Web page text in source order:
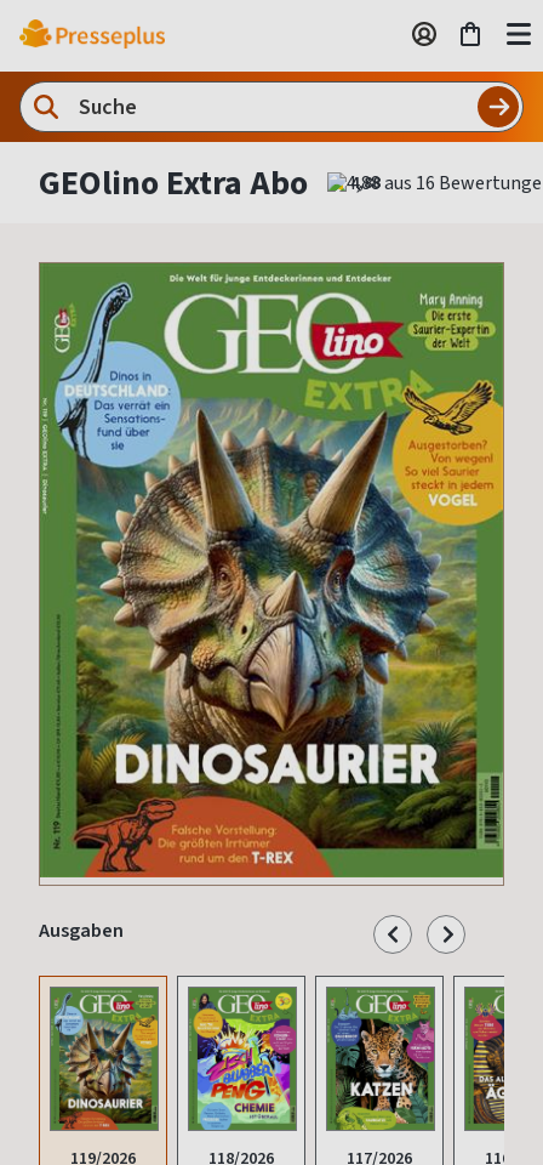
GEOlino Extra Abo 4,88
Ausgaben
119/2026 118/2026 117/2026 116/